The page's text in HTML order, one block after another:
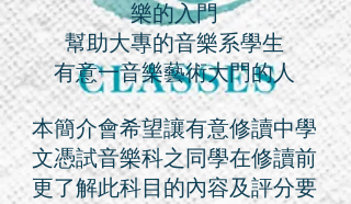
樂的入門
幫助大專的音樂系學生
有意一音樂藝術大門的人
本簡介會希望讓有意修讀中學
文憑試音樂科之同學在修讀前
更了解此科目的內容及評分要